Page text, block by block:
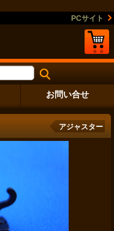
PCサイト
お問い合せ
アジャスター